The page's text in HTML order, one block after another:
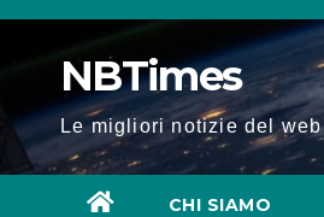
Salta
contenutoNBTimes
Le migliori notizie del web
CHI SIAMO